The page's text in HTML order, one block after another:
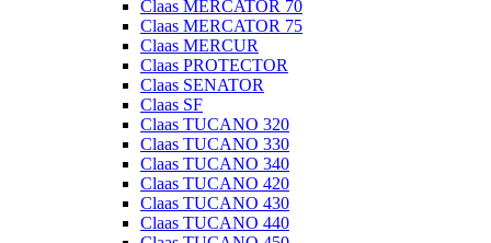
Claas MERCATOR 70
Claas MERCATOR 75
Claas MERCUR
Claas PROTECTOR
Claas SENATOR
Claas SF
Claas TUCANO 320
Claas TUCANO 330
Claas TUCANO 340
Claas TUCANO 420
Claas TUCANO 430
Claas TUCANO 440